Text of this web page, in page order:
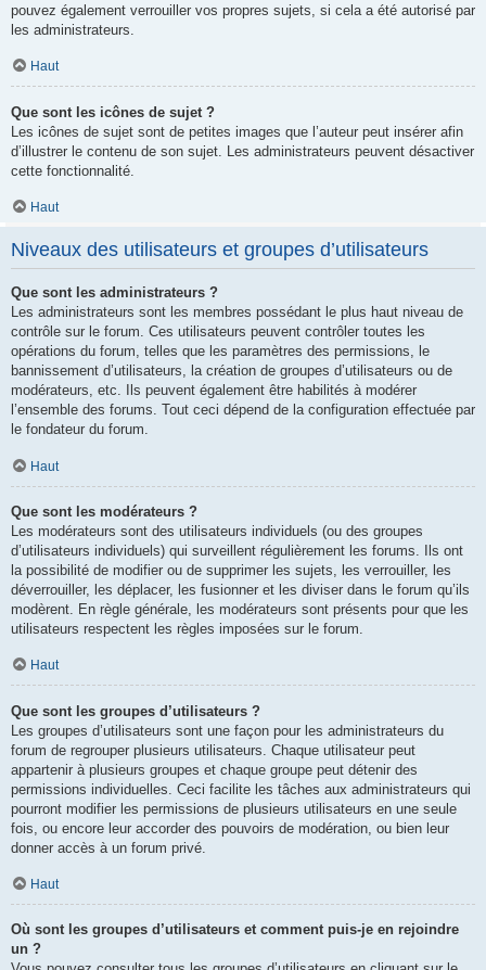
pouvez également verrouiller vos propres sujets, si cela a été autorisé par
les administrateurs.
Haut
Que sont les icônes de sujet ?
Les icônes de sujet sont de petites images que l’auteur peut insérer afin
d’illustrer le contenu de son sujet. Les administrateurs peuvent désactiver
cette fonctionnalité.
Haut
Niveaux des utilisateurs et groupes d’utilisateurs
Que sont les administrateurs ?
Les administrateurs sont les membres possédant le plus haut niveau de
contrôle sur le forum. Ces utilisateurs peuvent contrôler toutes les
opérations du forum, telles que les paramètres des permissions, le
bannissement d’utilisateurs, la création de groupes d’utilisateurs ou de
modérateurs, etc. Ils peuvent également être habilités à modérer
l’ensemble des forums. Tout ceci dépend de la configuration effectuée par
le fondateur du forum.
Haut
Que sont les modérateurs ?
Les modérateurs sont des utilisateurs individuels (ou des groupes
d’utilisateurs individuels) qui surveillent régulièrement les forums. Ils ont
la possibilité de modifier ou de supprimer les sujets, les verrouiller, les
déverrouiller, les déplacer, les fusionner et les diviser dans le forum qu’ils
modèrent. En règle générale, les modérateurs sont présents pour que les
utilisateurs respectent les règles imposées sur le forum.
Haut
Que sont les groupes d’utilisateurs ?
Les groupes d’utilisateurs sont une façon pour les administrateurs du
forum de regrouper plusieurs utilisateurs. Chaque utilisateur peut
appartenir à plusieurs groupes et chaque groupe peut détenir des
permissions individuelles. Ceci facilite les tâches aux administrateurs qui
pourront modifier les permissions de plusieurs utilisateurs en une seule
fois, ou encore leur accorder des pouvoirs de modération, ou bien leur
donner accès à un forum privé.
Haut
Où sont les groupes d’utilisateurs et comment puis-je en rejoindre
un ?